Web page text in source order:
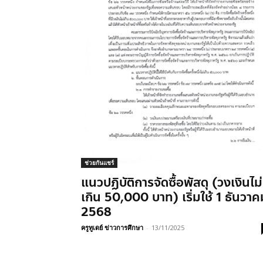
ช่วยกันแชร์
แนวปฏิบัติการจัดซื้อพัสดุ (วงเงินไม่
เกิน 50,000 บาท) เริ่มใช้ 1 ธันวา
2568
ครูทูเดย์ ข่าวการศึกษา - 13/11/2025